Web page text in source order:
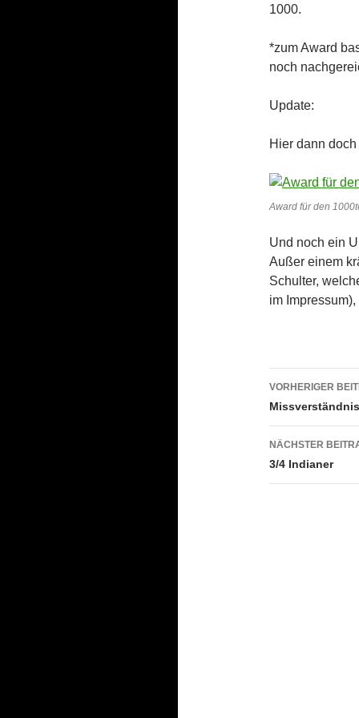
1000.
*zum Award
noch
Update:
Hier dann
Award für den
Und noch ein
Außer einem
Schulter,
im
VORHERIGER
Missverständnis
NÄCHSTER
3/4 Indianer